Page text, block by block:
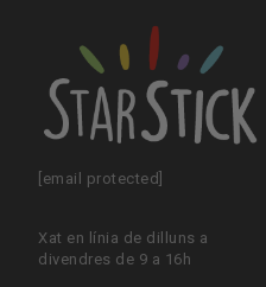
[email protected]
Xat en línia de dilluns a
divendres de 9 a 16h